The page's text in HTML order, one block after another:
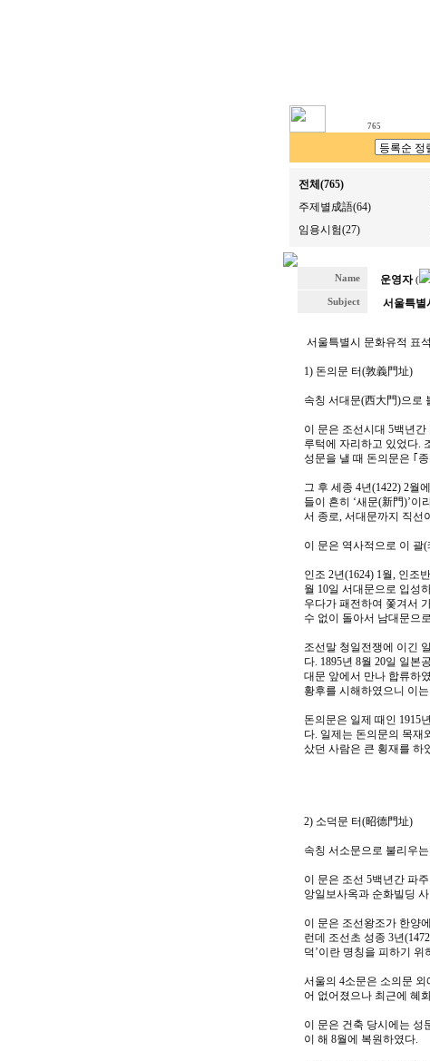
765
전체(765)
주제별成語(64)
임용시험(27)
Name 운영자 (
Subject 서울특별
서울특별시 문화유적 표석
1) 돈의문 터(敦義門址)
속칭 서대문(西大門)으로
이 문은 조선시대 5백년
루턱에 자리하고 있었다.
성문을 낼 때 돈의문은 ｢
그 후 세종 4년(1422) 2월
들이 흔히 ‘새문(新門)’
서 종로, 서대문까지 직선
이 문은 역사적으로 이 괄
인조 2년(1624) 1월, 인조
월 10일 서대문으로 입성
우다가 패전하여 쫓겨서
수 없이 돌아서 남대문으
조선말 청일전쟁에 이긴
다. 1895년 8월 20일 일본
대문 앞에서 만나 합류하
황후를 시해하였으니 이
돈의문은 일제 때인 1915
다. 일제는 돈의문의 목재
샀던 사람은 큰 횡재를 하
2) 소덕문 터(昭德門址)
속칭 서소문으로 불리우
이 문은 조선 5백년간 파
앙일보사옥과 순화빌딩
이 문은 조선왕조가 한양
런데 조선초 성종 3년
덕’이란 명칭을 피하기
서울의 4소문은 소의문
어 없어졌으나 최근에 혜
이 문은 건축 당시에는 성
이 해 8월에 복원하였다.